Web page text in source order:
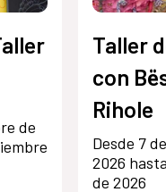
de
Taller
con
Rihole
Desde 7
2026
de 2026